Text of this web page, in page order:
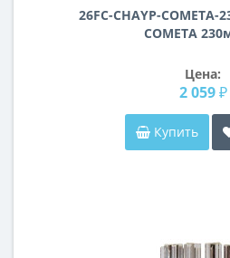
26FC-СHAYP-COMETA-
COMETA
Цена:
2 059 ₽
Купить